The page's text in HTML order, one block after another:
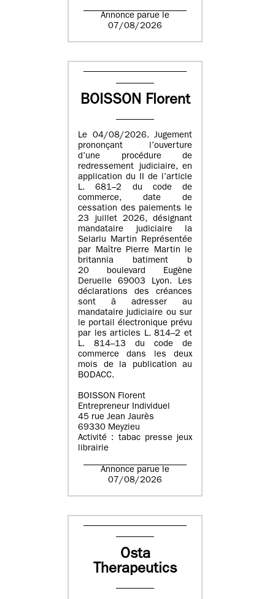
Annonce parue le
07/08/2026
BOISSON Florent
Le 04/08/2026. Jugement
prononçant l’ouverture
d’une procédure de
redressement judiciaire, en
application du II de l’article
L. 681–2 du code de
commerce, date de
cessation des paiements le
23 juillet 2026, désignant
mandataire judiciaire la
Selarlu Martin Représentée
par Maître Pierre Martin le
britannia batiment b
20 boulevard Eugène
Deruelle 69003 Lyon. Les
déclarations des créances
sont à adresser au
mandataire judiciaire ou sur
le portail électronique prévu
par les articles L. 814–2 et
L. 814–13 du code de
commerce dans les deux
mois de la publication au
BODACC.
BOISSON Florent
Entrepreneur Individuel
45 rue Jean Jaurès
69330 Meyzieu
Activité : tabac presse jeux
librairie
Annonce parue le
07/08/2026
Osta
Therapeutics